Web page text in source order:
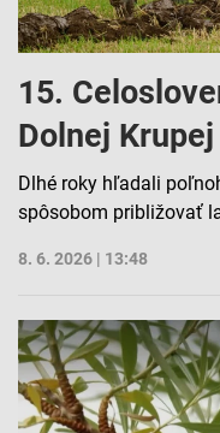
15.
Dolnej Krupej
Dlhé roky hľadali
spôsobom približovať
8. 6. 2026 | 13:48